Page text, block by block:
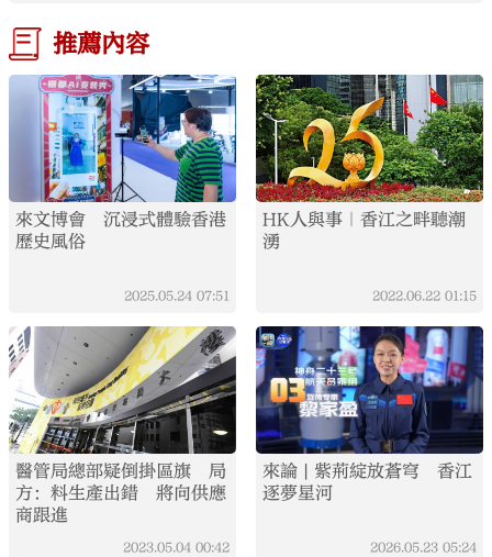
推薦內容
來文博會 沉浸式體驗香港
歷史風俗
2025.05.24 07:51
HK人與事｜香江之畔聽潮
湧
2022.06.22 01:15
醫管局總部疑倒掛區旗 局
方：料生產出錯 將向供應
商跟進
2023.05.04 00:42
來論 | 紫荊綻放蒼穹 香江
逐夢星河
2026.05.23 05:24